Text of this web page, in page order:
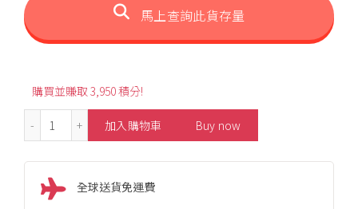
馬上查詢此貨存量
購買並賺取 3,950 積分!
12-13mm Fashion Black Tahitian Pearl Pendant 數量
加入購物車 Buy now
全球送貨免運費